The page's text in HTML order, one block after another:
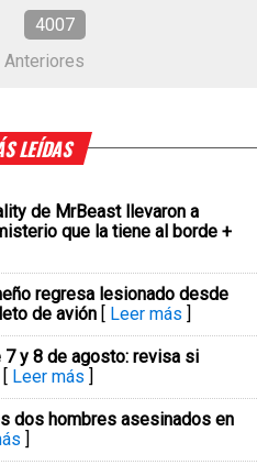
4007
LEÍDAS
de MrBeast llevaron a
que la tiene al borde +
regresa lesionado desde
de avión [ Leer más ]
y 8 de agosto: revisa si
[ Leer más ]
dos hombres asesinados en
]